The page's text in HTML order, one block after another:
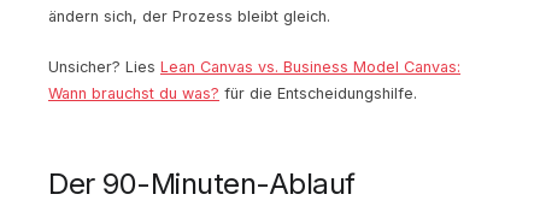
ändern sich, der Prozess bleibt gleich.
Unsicher? Lies Lean Canvas vs. Business Model Canvas:
Wann brauchst du was? für die Entscheidungshilfe.
Der 90-Minuten-Ablauf